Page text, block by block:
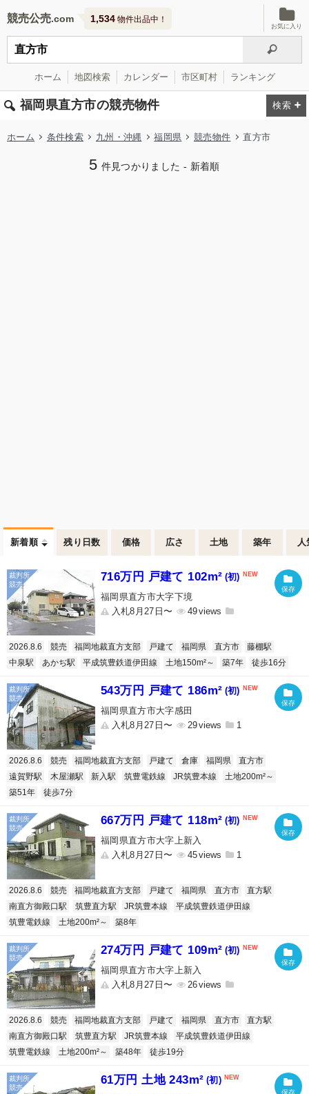
競売公売 1,534 物件出品中！
お気に入り
ホーム 地図検索 カレンダー 市区町村 ランキング
福岡県直方市の競売物件
ホーム 条件検索 九州・沖縄 福岡県 競売物件 直方市
5 件見つかりました - 新着順
新着順 残り日数 価格 広さ 土地 築年 人
716万円 戸建て 102m² (初)
福岡県直方市大字下境
入札8月27日〜
49
2026.8.6 競売 福岡地裁直方支部 戸建て 福岡県 直方市
藤棚駅
中泉駅
あかぢ駅 平成筑豊鉄道伊田線 土地150m²～ 築7年 徒歩16分
543万円 戸建て 186m² (初)
福岡県直方市大字感田
入札8月27日〜
29 1
2026.8.6 競売 福岡地裁直方支部 戸建て 倉庫 福岡県
直方市
遠賀野駅
木屋瀬駅 新入駅 筑豊電鉄線 JR筑豊本線
土地200m²～
築51年
徒歩7分
667万円 戸建て 118m² (初)
福岡県直方市大字上新入
入札8月27日〜
45 1
2026.8.6 競売 福岡地裁直方支部 戸建て 福岡県 直方市
直方駅
南直方御殿口駅
筑豊直方駅 JR筑豊本線
平成筑豊鉄道伊田線
筑豊電鉄線
土地200m²～ 築8年
274万円 戸建て 109m² (初)
福岡県直方市大字上新入
入札8月27日〜
26
2026.8.6 競売 福岡地裁直方支部 戸建て 福岡県 直方市
直方駅
南直方御殿口駅
筑豊直方駅 JR筑豊本線
平成筑豊鉄道伊田線
筑豊電鉄線
土地200m²～ 築48年 徒歩19分
61万円 土地 243m² (初)